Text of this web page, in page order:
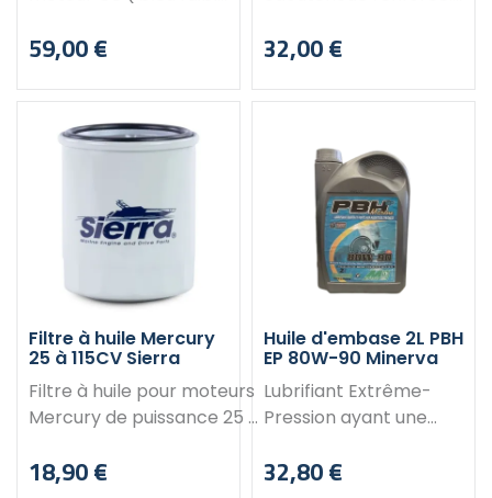
Yamaha - Honda -
( 6.50 m )
Prix
59,00 €
équipés de moteurs
d’hélice. Conçue pour
et prévenir l'usure de
l'arbre de transmission
Caractéristiques :
Diamètre arbre (A) :
35 mm Diamètre B : 54
mm Longueur : 140 mm
Prix
32,00 €
Filtre à huile Mercury
25 à 115CV Sierra
Filtre à huile pour moteurs
Mercury de puissance 25 à
35-8226261 | 35-822626A2
Prix
18,90 €
Huile d'embase 2L PBH
EP 80W-90 Minerva
Lubrifiant Extrême-
Pression ayant une
exceptionnelle aux
Prix
32,80 €